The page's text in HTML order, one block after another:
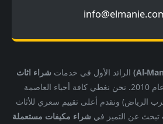
الرائد الأول في خدمات شراء اثاث
منذ عام 2010. نحن نغطي كافة أحياء العاصمة
الرياض) ونقدم أعلى تقييم سعري للأثاث
تبحث عن التميز في شراء مكيفات مستعملة